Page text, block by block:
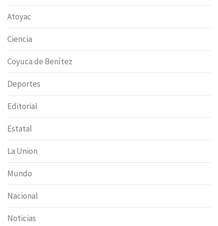
Atoyac
Ciencia
Coyuca de Benítez
Deportes
Editorial
Estatal
La Union
Mundo
Nacional
Noticias